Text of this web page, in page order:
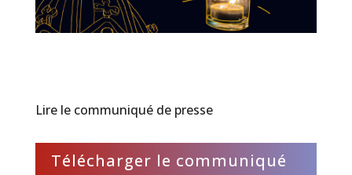
Lire le communiqué de presse
Télécharger le communiqué